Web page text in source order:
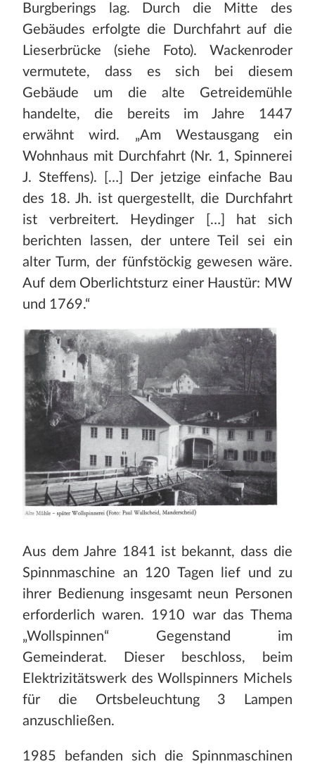
Burgberings lag. Durch die Mitte des
Gebäudes erfolgte die Durchfahrt auf die
Lieserbrücke (siehe Foto). Wackenroder
vermutete, dass es sich bei diesem
Gebäude um die alte Getreidemühle
handelte, die bereits im Jahre 1447
erwähnt wird. „Am Westausgang ein
Wohnhaus mit Durchfahrt (Nr. 1, Spinnerei
J. Steffens). […] Der jetzige einfache Bau
des 18. Jh. ist quergestellt, die Durchfahrt
ist verbreitert. Heydinger […] hat sich
berichten lassen, der untere Teil sei ein
alter Turm, der fünfstöckig gewesen wäre.
Auf dem Oberlichtsturz einer Haustür: MW
und 1769.“
Aus dem Jahre 1841 ist bekannt, dass die
Spinnmaschine an 120 Tagen lief und zu
ihrer Bedienung insgesamt neun Personen
erforderlich waren. 1910 war das Thema
„Wollspinnen“ Gegenstand im
Gemeinderat. Dieser beschloss, beim
Elektrizitätswerk des Wollspinners Michels
für die Ortsbeleuchtung 3 Lampen
anzuschließen.
1985 befanden sich die Spinnmaschinen